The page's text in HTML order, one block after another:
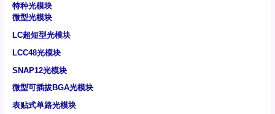
特种光模块
微型光模块
LC超短型光模块
LCC48光模块
SNAP12光模块
微型可插拔BGA光模块
表贴式单路光模块